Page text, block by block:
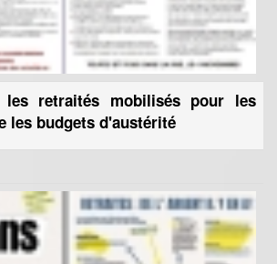
retraités mobilisés pour les
les budgets d'austérité